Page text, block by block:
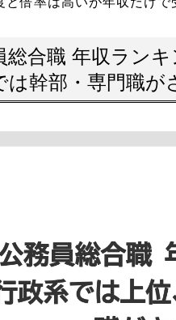
総合職 年収ラン
は幹部・専門職が